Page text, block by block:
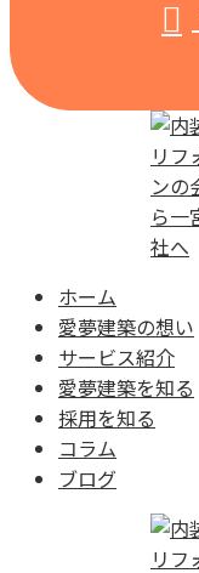
ホーム
愛夢建築の想い
サービス紹介
愛夢建築を知る
採用を知る
コラム
ブログ